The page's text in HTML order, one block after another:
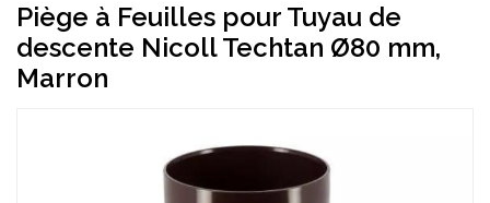
Piège à Feuilles pour Tuyau de
descente Nicoll Techtan Ø80 mm,
Marron